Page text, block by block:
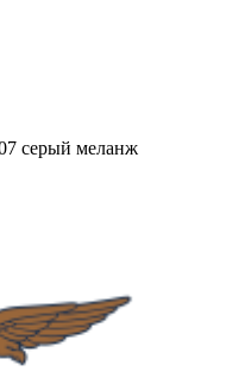
серый меланж